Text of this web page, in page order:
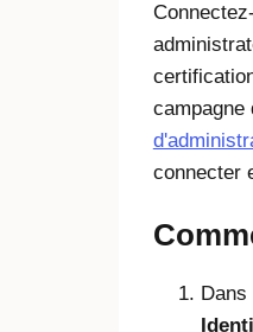
connecter
Dans